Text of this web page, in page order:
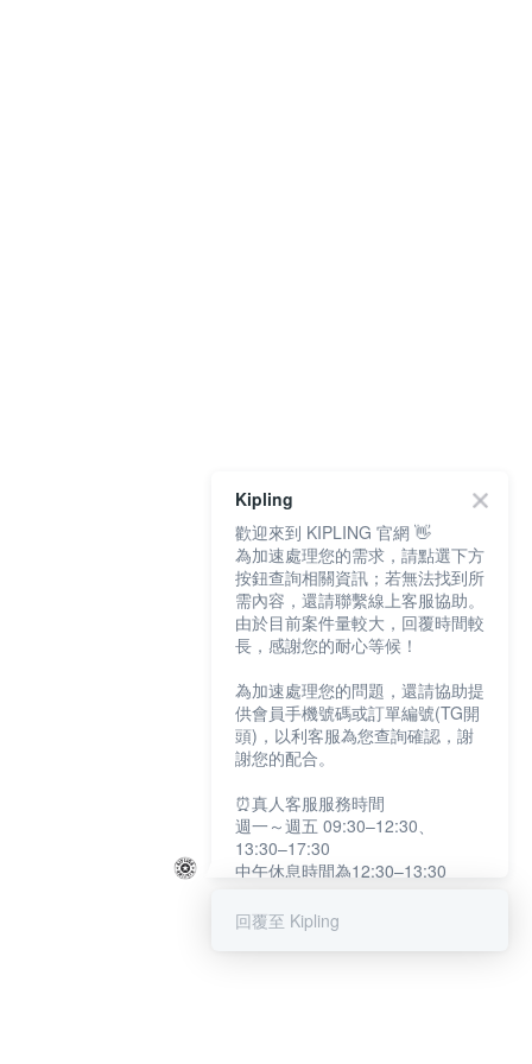
Kipling
歡迎來到 KIPLING 官網 👋
為加速處理您的需求，請點選下方
按鈕查詢相關資訊；若無法找到所
需內容，還請聯繫線上客服協助。
由於目前案件量較大，回覆時間較
長，感謝您的耐心等候！
為加速處理您的問題，還請協助提
供會員手機號碼或訂單編號(TG開
頭)，以利客服為您查詢確認，謝
謝您的配合。
⏰真人客服服務時間
週一～週五 09:30–12:30、
13:30–17:30
中午休息時間為12:30–13:30
提醒您：系統會自動已讀訊息，如
回覆至 Kipling